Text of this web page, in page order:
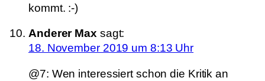
kommt. :-)
Anderer Max sagt:
18. November 2019 um 8:13 Uhr
@7: Wen interessiert schon die Kritik an